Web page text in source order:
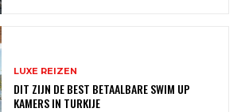
LUXE REIZEN
DIT ZIJN DE BEST BETAALBARE SWIM UP
KAMERS IN TURKIJE